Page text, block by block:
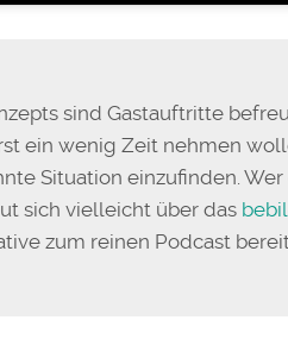
sind Gastauftritte
ein wenig Zeit nehmen
Situation einzufinden.
sich vielleicht über das
zum reinen Podcast